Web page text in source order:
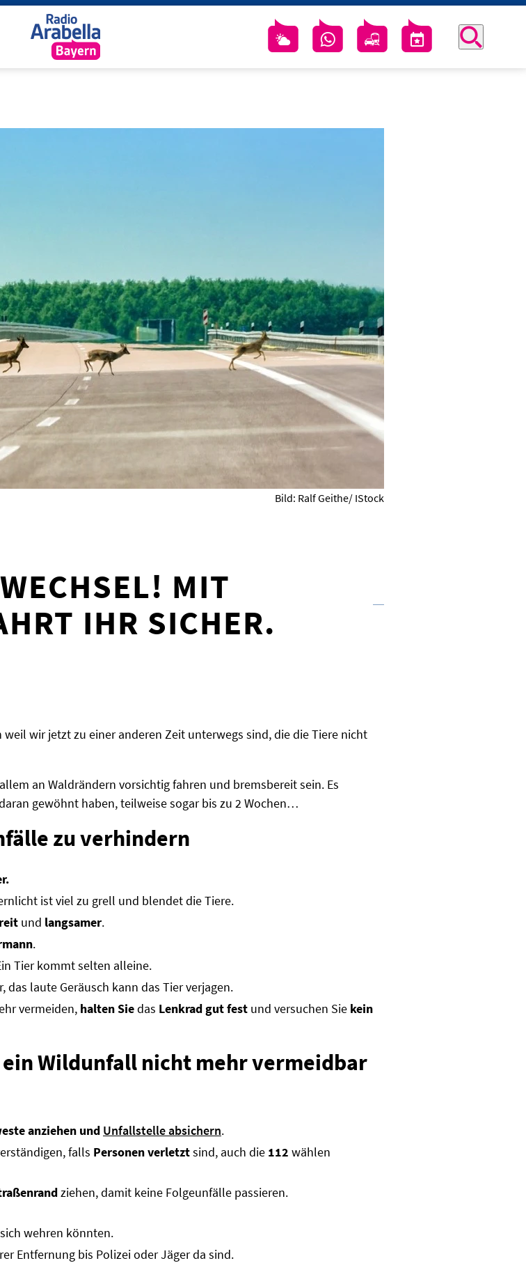
Bild: Ralf Geithe/ IStock
MIT
IHR SICHER.
wir jetzt zu einer anderen Zeit unterwegs sind, die die Tiere nicht
an Waldrändern vorsichtig fahren und bremsbereit sein. Es
gewöhnt haben, teilweise sogar bis zu 2 Wochen…
zu verhindern
ist viel zu grell und blendet die Tiere.
und langsamer.
.
Tier kommt selten alleine.
das laute Geräusch kann das Tier verjagen.
vermeiden, halten Siedas Lenkrad gut fest und versuchen Sie kein
Wildunfall nicht mehr vermeidbar
anziehen und Unfallstelle absichern.
falls Personen verletztsind, auch die 112 wählen
ziehen, damit keine Folgeunfälle passieren.
wehren könnten.
Entfernung bis Polizei oder Jäger da sind.